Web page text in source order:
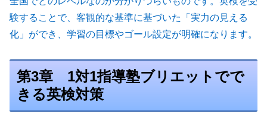
験することで、客観的な基準に基づいた「実力の見える
化」ができ、学習の目標やゴール設定が明確になります。
第3章 1対1指導塾ブリエットでで
きる英検対策